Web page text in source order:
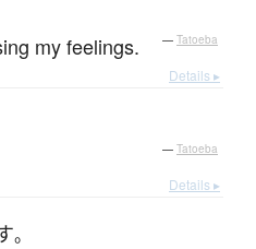
my feelings. — Tatoeba
Details ▸
— Tatoeba
Details ▸
。